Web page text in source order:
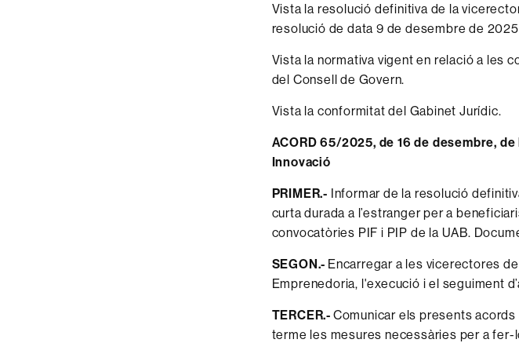
Vista la resolució definitiva de la
resolució de data 9 de desembre de
Vista la normativa vigent en relació a les
del Consell de Govern.
Vista la conformitat del Gabinet Jurídic.
ACORD 65/2025, de 16 de desembre,
Innovació
PRIMER.- Informar de la resolució
curta durada a l’estranger per a
convocatòries PIF i PIP de la UAB.
SEGON.- Encarregar a les vicerectores
Emprenedoria, l'execució i el seguiment
TERCER.- Comunicar els presents
terme les mesures necessàries per a